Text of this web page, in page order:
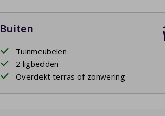
Buiten
Tuinmeubelen
2 ligbedden
Overdekt terras of zonwering